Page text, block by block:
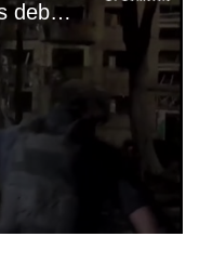
Zelensky dice "los ataques deben cesar de inmediato" y cancela parte de visita a Sudáfrica